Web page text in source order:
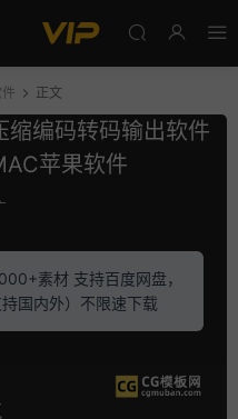
正文
编码转码输出软件
苹果软件
素材 支持百度网盘，
国内外）不限速下载